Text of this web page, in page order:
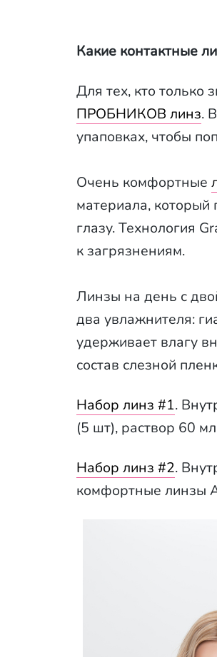
Какие контактные
Для тех, кто только
ПРОБНИКОВ линз.
упаповках, чтобы
Очень комфортные
материала, который
глазу. Технология
к загрязнениям.
Линзы на день с
два увлажнителя:
удерживает влагу
состав слезной
Набор линз #1.
(5 шт), раствор 60
Набор линз #2.
комфортные линзы